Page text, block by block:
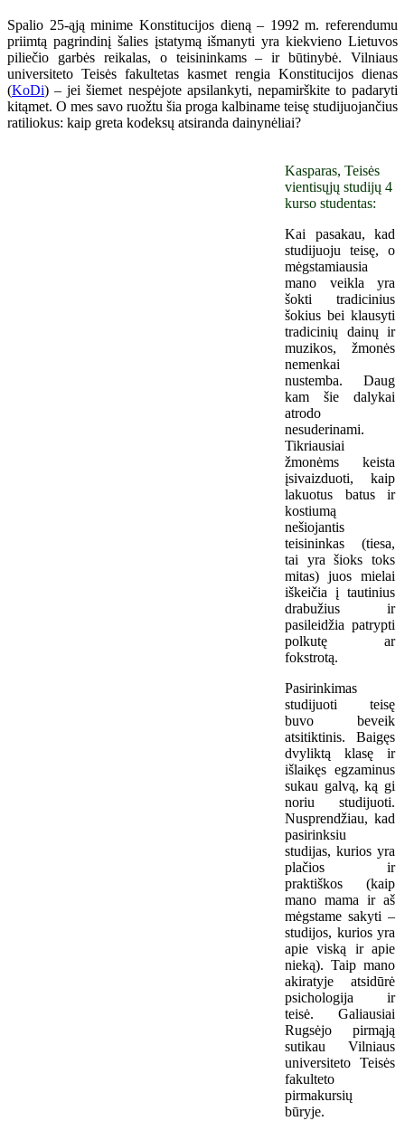
Spalio 25-ąją minime Konstitucijos dieną – 1992 m. referendumu
priimtą pagrindinį šalies įstatymą išmanyti yra kiekvieno Lietuvos
piliečio garbės reikalas, o teisininkams – ir būtinybė. Vilniaus
universiteto Teisės fakultetas kasmet rengia Konstitucijos dienas
(KoDi) – jei šiemet nespėjote apsilankyti, nepamirškite to padaryti
kitąmet. O mes savo ruožtu šia proga kalbiname teisę studijuojančius
ratiliokus: kaip greta kodeksų atsiranda dainynėliai?
Kasparas, Teisės
vientisųjų studijų 4
kurso studentas:
Kai pasakau, kad
studijuoju teisę, o
mėgstamiausia
mano veikla yra
šokti tradicinius
šokius bei klausyti
tradicinių dainų ir
muzikos, žmonės
nemenkai
nustemba. Daug
kam šie dalykai
atrodo
nesuderinami.
Tikriausiai
žmonėms keista
įsivaizduoti, kaip
lakuotus batus ir
kostiumą
nešiojantis
teisininkas (tiesa,
tai yra šioks toks
mitas) juos mielai
iškeičia į tautinius
drabužius ir
pasileidžia patrypti
polkutę ar
fokstrotą.
Pasirinkimas
studijuoti teisę
buvo beveik
atsitiktinis. Baigęs
dvyliktą klasę ir
išlaikęs egzaminus
sukau galvą, ką gi
noriu studijuoti.
Nusprendžiau, kad
pasirinksiu
studijas, kurios yra
plačios ir
praktiškos (kaip
mano mama ir aš
mėgstame sakyti –
studijos, kurios yra
apie viską ir apie
nieką). Taip mano
akiratyje atsidūrė
psichologija ir
teisė. Galiausiai
Rugsėjo pirmąją
sutikau Vilniaus
universiteto Teisės
fakulteto
pirmakursių
būryje.